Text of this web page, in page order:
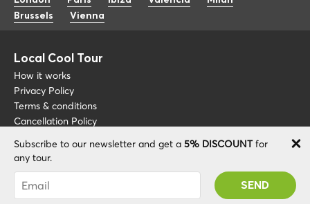
Subscribe to our newsletter and get a 5% DISCOUNTfor
any tour.
You were succesfully subscribed! You 'll receive
your Promo code after validating your account!
Brussels
Vienna
Local Cool Tour
How it works
Privacy Policy
Terms & conditions
Cancellation Policy
Other
Blog
About
FAQ
Support
info@localcooltour.com